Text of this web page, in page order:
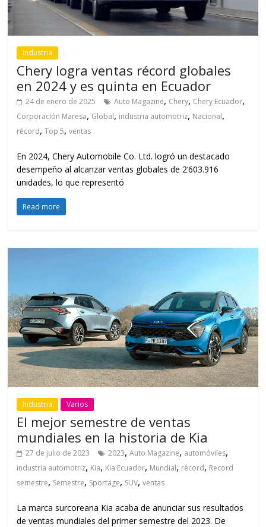
Industria
Chery logra ventas récord globales
en 2024 y es quinta en Ecuador
24 de enero de 2025 Auto Magazine, Chery, Chery Ecuador,
Corporación Maresa, Global, industria automotriz, Nacional,
récord,Top 5,ventas
En 2024, Chery Automobile Co. Ltd. logró un destacado
desempeño al alcanzar ventas globales de 2’603.916
unidades, lo que representó
Read more
Industria Varios
El mejor semestre de ventas
mundiales en la historia de Kia
27 de julio de 2023 2023,Auto Magazine, automóviles,
industria automotriz, Kia, Kia Ecuador, Mundial, récord, Record
semestre, Semestre, Sportage, SUV,ventas
La marca surcoreana Kia acaba de anunciar sus resultados
de ventas mundiales del primer semestre del 2023. De